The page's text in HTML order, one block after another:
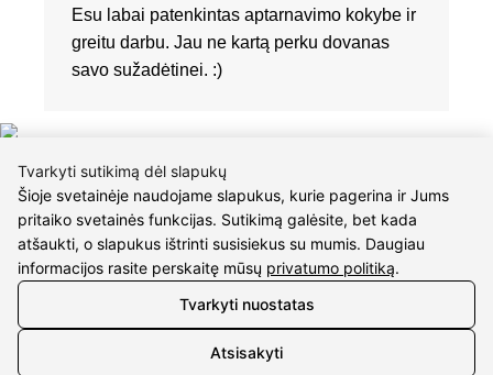
Esu labai patenkintas aptarnavimo kokybe ir
greitu darbu. Jau ne kartą perku dovanas
savo sužadėtinei. :)
KONTAKTAI
Tel. nr.:+37061588580
Tvarkyti sutikimą dėl slapukų
Šioje svetainėje naudojame slapukus, kurie pagerina ir Jums
pritaiko svetainės funkcijas. Sutikimą galėsite, bet kada
atšaukti, o slapukus ištrinti susisiekus su mumis. Daugiau
informacijos rasite perskaitę mūsų privatumo politiką.
Tvarkyti nuostatas
Atsisakyti